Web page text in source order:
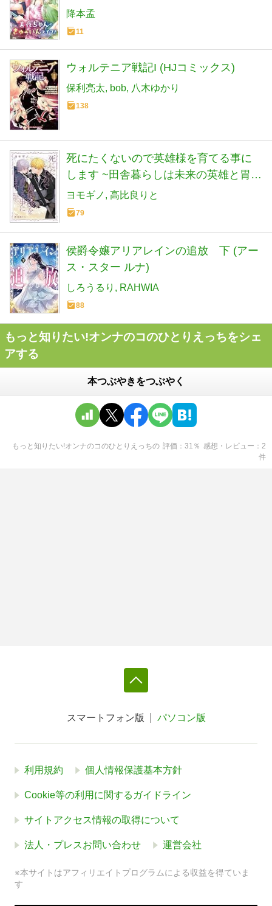
降本孟
11
ウォルテニア戦記I (HJコミックス)
保利亮太 bob 八木ゆかり
138
死にたくないので英雄様を育てる事に
します ~田舎暮らしは未来の英雄と胃痛
と共に
ヨモギノ 高比良りと
79
侯爵令嬢アリアレインの追放 下 (アー
ス・スター ルナ)
しろうるり RAHWIA
88
もっと知りたい!オンナのコのひとりえっちをシェ
アする
本つぶやきをつぶやく
もっと知りたい!オンナのコのひとりえっちの 評価 31 ％ 感想・レビュー
2
件
スマートフォン版 パソコン版
利用規約 個人情報保護基本方針
Cookie等の利用に関するガイドライン
サイトアクセス情報の取得について
法人・プレスお問い合わせ 運営会社
※本サイトはアフィリエイトプログラムによる収益を得ていま
す